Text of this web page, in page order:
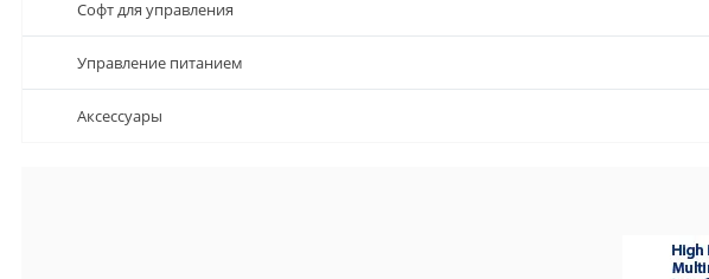
Софт для управления
Управление питанием
Аксессуары